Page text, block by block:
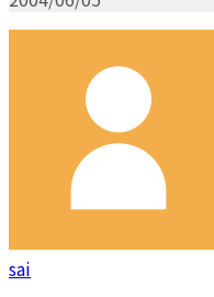
sai